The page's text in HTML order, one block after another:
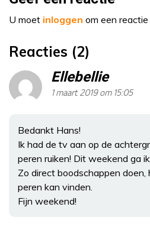
U moet inloggen om een
Reacties (2)
Ellebellie
1 maart 2019 om 15:05
Bedankt Hans!
Ik had de tv aan op de
peren ruiken! Dit weekend ga
Zo direct boodschappen
peren kan vinden.
Fijn weekend!